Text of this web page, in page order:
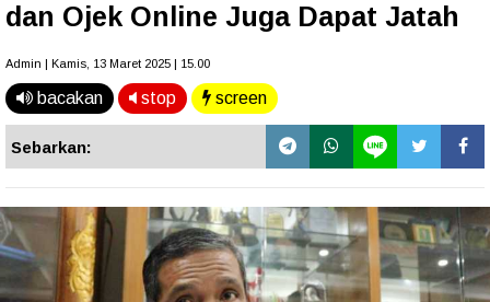
dan Ojek Online Juga Dapat Jatah
Admin | Kamis, 13 Maret 2025 | 15.00
bacakan stop screen
Sebarkan: